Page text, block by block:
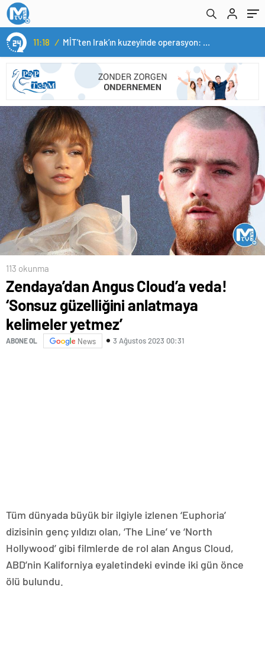
11:18 / MİT’ten Irak’ın kuzeyinde operasyon: Ramazan Güneş Türkiye’ye getirildi
113 okunma
Zendaya’dan Angus Cloud’a veda!
‘Sonsuz güzelliğini anlatmaya
kelimeler yetmez’
ABONE OL News 3 Ağustos 2023 00:31
Tüm dünyada büyük bir ilgiyle izlenen ‘Euphoria’
dizisinin genç yıldızı olan, ‘The Line’ ve ‘North
Hollywood’ gibi filmlerde de rol alan Angus Cloud,
ABD’nin Kaliforniya eyaletindeki evinde iki gün önce
ölü bulundu.